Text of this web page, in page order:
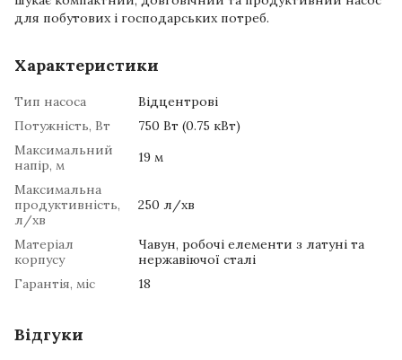
для побутових і господарських потреб.
Характеристики
Тип насоса
Відцентрові
Потужність, Вт
750 Вт (0.75 кВт)
Максимальний
напір, м
19 м
Максимальна
продуктивність,
л/хв
250 л/хв
Матеріал
корпусу
Чавун, робочі елементи з латуні та
нержавіючої сталі
Гарантія, міс
18
Відгуки